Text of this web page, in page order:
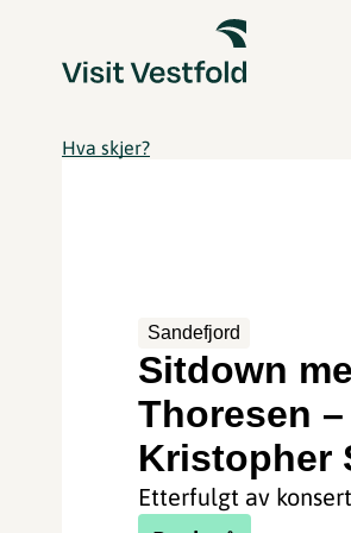
Hva skjer?
Sandefjord
Sitdown
Thoresen
Kristopher
Etterfulgt av